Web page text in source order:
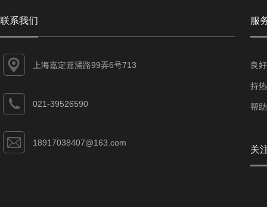
联系我们
上海嘉定嘉涌路99弄6号713
021-39526590
18917038407@163.com
服
良
持
帮
关